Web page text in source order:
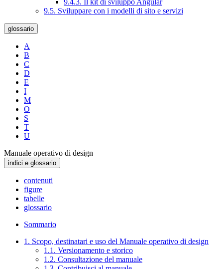
9.4.3. Il kit di sviluppo Angular
9.5. Sviluppare con i modelli di sito e servizi
glossario
A
B
C
D
E
I
M
O
S
T
U
Manuale operativo di design
indici e glossario
contenuti
figure
tabelle
glossario
Sommario
1. Scopo, destinatari e uso del Manuale operativo di design
1.1. Versionamento e storico
1.2. Consultazione del manuale